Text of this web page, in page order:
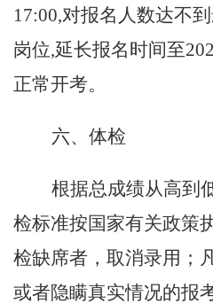
17:00,对报名人数达不
岗位,延长报名时间至
正常开考。
六、体检
根据总成绩从高到
检标准按国家有关政策
检缺席者，取消录用；
或者隐瞒真实情况的报